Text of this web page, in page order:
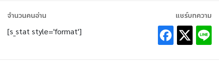
จำนวนคนอ่าน
[s_stat style='format']
แชร์บทความ